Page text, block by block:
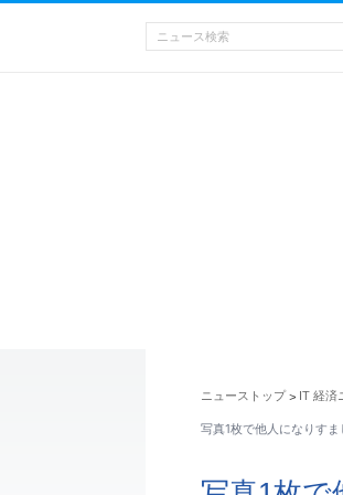
ニューストップ > IT 経済
写真1枚で他人になりす